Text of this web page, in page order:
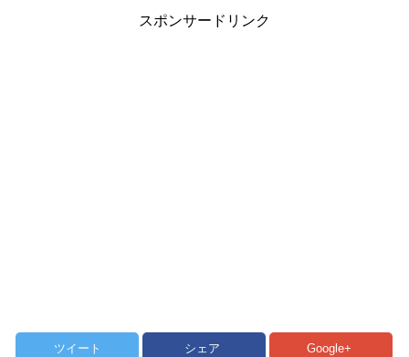
スポンサードリンク
ツイート シェア Google+